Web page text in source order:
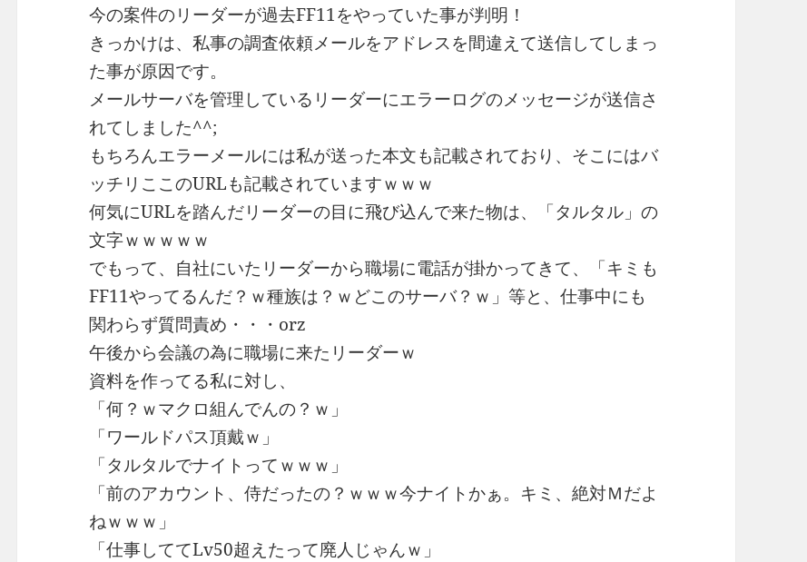
今の案件のリーダーが過去FF11をやっていた事が判明！
きっかけは、私事の調査依頼メールをアドレスを間違えて送信してしまっ
た事が原因です。
メールサーバを管理しているリーダーにエラーログのメッセージが送信さ
れてしました^^;
もちろんエラーメールには私が送った本文も記載されており、そこにはバ
ッチリここのURLも記載されていますｗｗｗ
何気にURLを踏んだリーダーの目に飛び込んで来た物は、「タルタル」の
文字ｗｗｗｗｗ
でもって、自社にいたリーダーから職場に電話が掛かってきて、「キミも
FF11やってるんだ？ｗ種族は？ｗどこのサーバ？ｗ」等と、仕事中にも
関わらず質問責め・・・orz
午後から会議の為に職場に来たリーダーｗ
資料を作ってる私に対し、
「何？ｗマクロ組んでんの？ｗ」
「ワールドパス頂戴ｗ」
「タルタルでナイトってｗｗｗ」
「前のアカウント、侍だったの？ｗｗｗ今ナイトかぁ。キミ、絶対Ｍだよ
ねｗｗｗ」
「仕事しててLv50超えたって廃人じゃんｗ」